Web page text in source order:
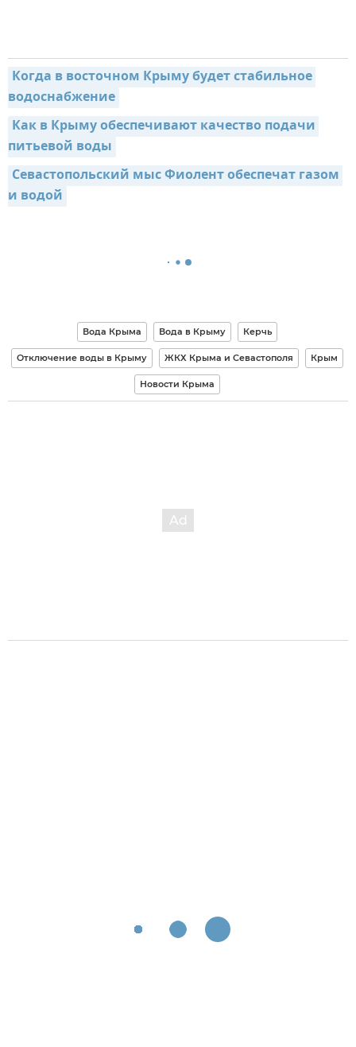
Когда в восточном Крыму будет стабильное
водоснабжение
Как в Крыму обеспечивают качество подачи
питьевой воды
Севастопольский мыс Фиолент обеспечат газом
и водой
Вода Крыма Вода в Крыму Керчь
Отключение воды в Крыму ЖКХ Крыма и Севастополя Крым
Новости Крыма